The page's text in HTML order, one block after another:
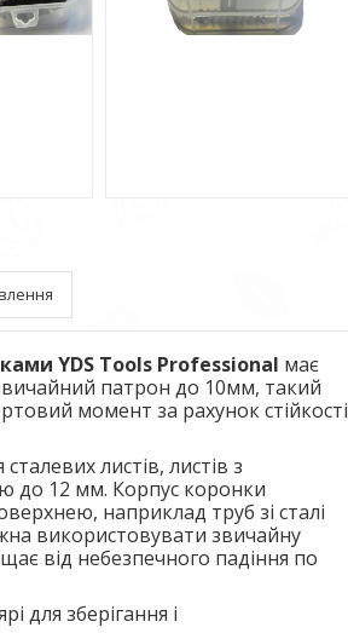
YDS Tools Professional має
патрон до 10мм, такий
момент за рахунок стійкості
листів, листів з
до 12 мм. Корпус коронки
наприклад труб зі сталі
використовувати звичайну
від небезпечного падіння по
для зберігання і